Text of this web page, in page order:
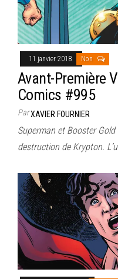
11 janvier 2018 Non
Avant-Première
Comics #995
ParXAVIER FOURNIER
Superman et Booster
destruction de Krypton.